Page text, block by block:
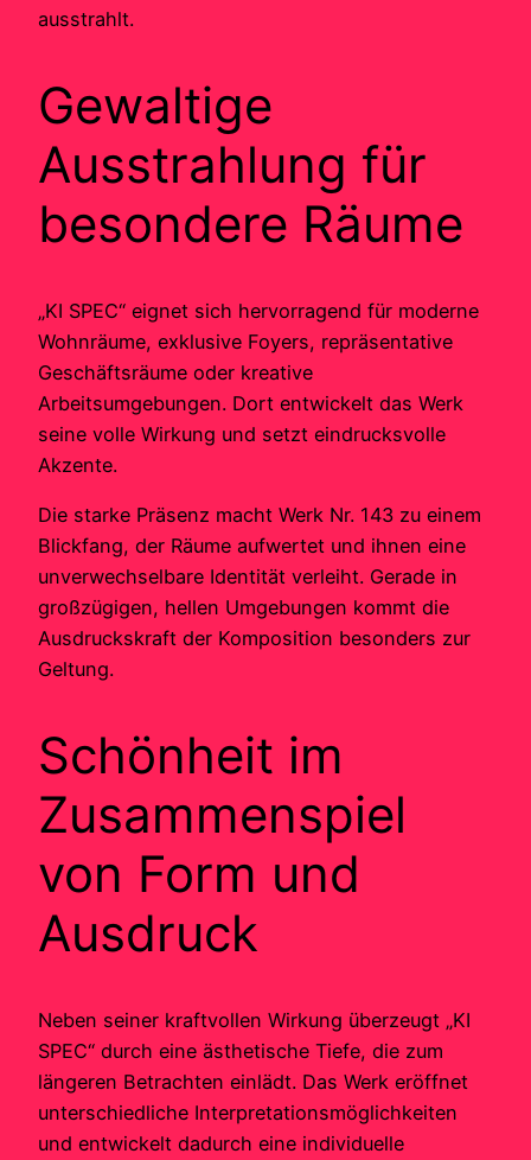
ausstrahlt.
Gewaltige
Ausstrahlung für
besondere Räume
„KI SPEC“ eignet sich hervorragend für moderne
Wohnräume, exklusive Foyers, repräsentative
Geschäftsräume oder kreative
Arbeitsumgebungen. Dort entwickelt das Werk
seine volle Wirkung und setzt eindrucksvolle
Akzente.
Die starke Präsenz macht Werk Nr. 143 zu einem
Blickfang, der Räume aufwertet und ihnen eine
unverwechselbare Identität verleiht. Gerade in
großzügigen, hellen Umgebungen kommt die
Ausdruckskraft der Komposition besonders zur
Geltung.
Schönheit im
Zusammenspiel
von Form und
Ausdruck
Neben seiner kraftvollen Wirkung überzeugt „KI
SPEC“ durch eine ästhetische Tiefe, die zum
längeren Betrachten einlädt. Das Werk eröffnet
unterschiedliche Interpretationsmöglichkeiten
und entwickelt dadurch eine individuelle